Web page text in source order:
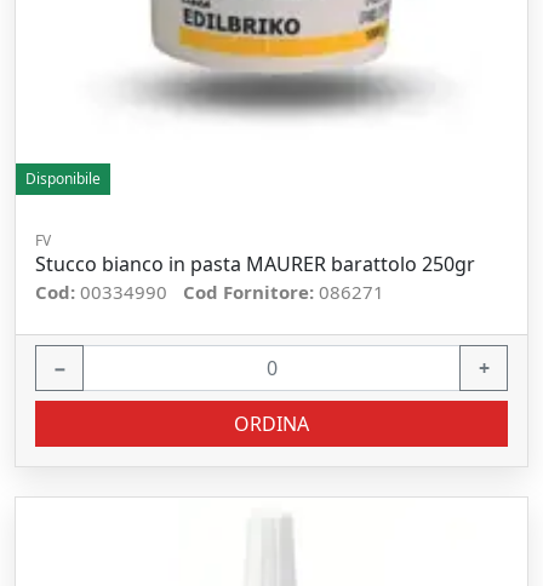
Disponibile
FV
Stucco bianco in pasta MAURER barattolo 250gr
Cod: 00334990 Cod Fornitore: 086271
− +
ORDINA